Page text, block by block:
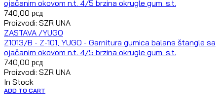
ojačanim okovom n.t. 4/5 brzina okrugle gum. s.t.
740,00 рсд
Proizvodi: SZR UNA
ZASTAVA /YUGO
Z1013/B - Z-101, YUGO - Garnitura gumica balans štangle sa
ojačanim okovom n.t. 4/5 brzina okrugle gum. s.t.
740,00 рсд
Proizvodi: SZR UNA
In Stock
ADD TO CART